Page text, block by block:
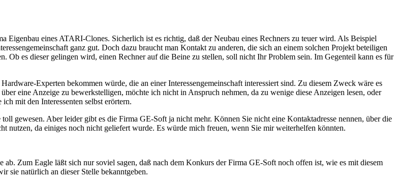
eines ATARI-Clones. Sicherlich ist es richtig, daß der Neubau eines Rechners zu teuer wird. Als Beispiel
ganz gut. Doch dazu braucht man Kontakt zu anderen, die sich an einem solchen Projekt beteiligen
Ob es dieser gelingen wird, einen Rechner auf die Beine zu stellen, soll nicht Ihr Problem sein. Im Gegenteil kann es für
Experten bekommen würde, die an einer Interessengemeinschaft interessiert sind. Zu diesem Zweck wäre es
eine Anzeige zu bewerkstelligen, möchte ich nicht in Anspruch nehmen, da zu wenige diese Anzeigen lesen, oder
mit den Interessenten selbst erörtern.
gewesen. Aber leider gibt es die Firma GE-Soft ja nicht mehr. Können Sie nicht eine Kontaktadresse nennen, über die
nutzen, da einiges noch nicht geliefert wurde. Es würde mich freuen, wenn Sie mir weiterhelfen könnten.
Zum Eagle läßt sich nur soviel sagen, daß nach dem Konkurs der Firma GE-Soft noch offen ist, wie es mit diesem
sie natürlich an dieser Stelle bekanntgeben.